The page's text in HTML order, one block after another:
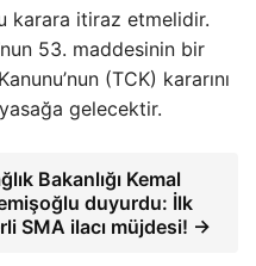
karara itiraz etmelidir.
53. maddesinin bir
(TCK) kararını
gelecektir.
Bakanlığı Kemal
duyurdu: İlk
SMA ilacı müjdesi! →